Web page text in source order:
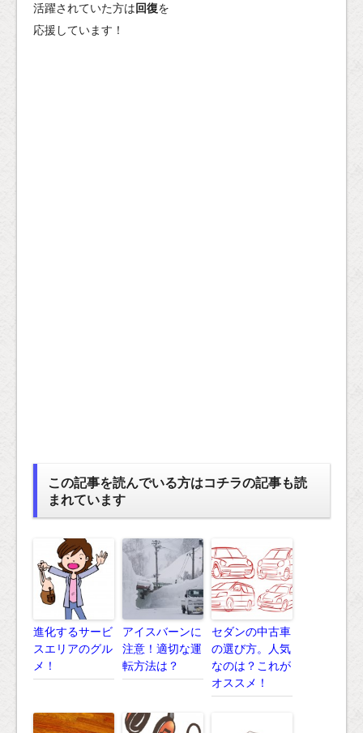
活躍されていた方は回復を
応援しています！
この記事を読んでいる方はコチラの記事も読
まれています
進化するサービ
スエリアのグル
メ！
アイスバーンに
注意！適切な運
転方法は？
セダンの中古車
の選び方。人気
なのは？これが
オススメ！